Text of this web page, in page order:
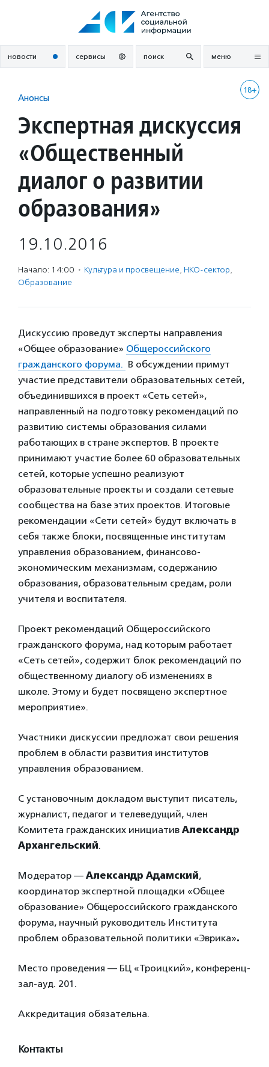
новости сервисы поиск меню
18+
Анонсы
Экспертная дискуссия
«Общественный
диалог о развитии
образования»
19.10.2016
Начало: 14:00 · Культура и просвещение, НКО-сектор,
Образование
Дискуссию проведут эксперты направления
«Общее образование» Общероссийского
гражданского форума. В обсуждении примут
участие представители образовательных сетей,
объединившихся в проект «Сеть сетей»,
направленный на подготовку рекомендаций по
развитию системы образования силами
работающих в стране экспертов. В проекте
принимают участие более 60 образовательных
сетей, которые успешно реализуют
образовательные проекты и создали сетевые
сообщества на базе этих проектов. Итоговые
рекомендации «Сети сетей» будут включать в
себя также блоки, посвященные институтам
управления образованием, финансово-
экономическим механизмам, содержанию
образования, образовательным средам, роли
учителя и воспитателя.
Проект рекомендаций Общероссийского
гражданского форума, над которым работает
«Сеть сетей», содержит блок рекомендаций по
общественному диалогу об изменениях в
школе. Этому и будет посвящено экспертное
мероприятие».
Участники дискуссии предложат свои решения
проблем в области развития институтов
управления образованием.
С установочным докладом выступит писатель,
журналист, педагог и телеведущий, член
Комитета гражданских инициатив Александр
Архангельский.
Модератор — Александр Адамский,
координатор экспертной площадки «Общее
образование» Общероссийского гражданского
форума, научный руководитель Института
проблем образовательной политики «Эврика».
Место проведения — БЦ «Троицкий», конференц-
зал-ауд. 201.
Аккредитация обязательна.
Контакты